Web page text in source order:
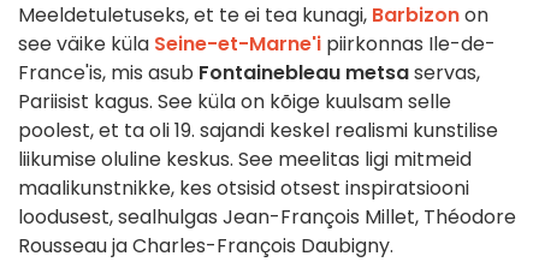
Meeldetuletuseks, et te ei tea kunagi, Barbizonon
see väike küla Seine-et-Marne'i piirkonnas Ile-de-
France'is, mis asub Fontainebleau metsaservas,
Pariisist kagus. See küla on kõige kuulsam selle
poolest, et ta oli 19. sajandi keskel realismi kunstilise
liikumise oluline keskus. See meelitas ligi mitmeid
maalikunstnikke, kes otsisid otsest inspiratsiooni
loodusest, sealhulgas Jean-François Millet, Théodore
Rousseau ja Charles-François Daubigny.